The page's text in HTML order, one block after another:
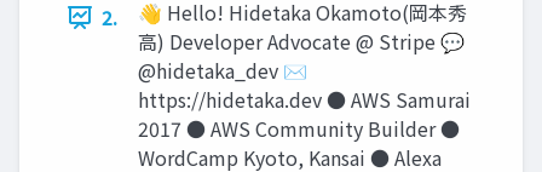
2.
👋 Hello! Hidetaka Okamoto(岡本秀
高) Developer Advocate @ Stripe 💬
@hidetaka_dev ✉
https://hidetaka.dev ● AWS Samurai
2017 ● AWS Community Builder ●
WordCamp Kyoto, Kansai ● Alexa